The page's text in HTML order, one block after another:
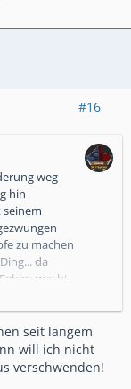
#16
weg
hin
zu machen
da
macht.
mit
Meinung
seit langem
will ich nicht
verschwenden!